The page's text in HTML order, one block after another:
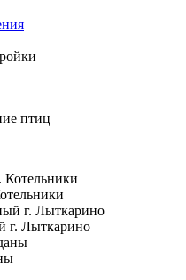
птиц
г. Лыткарино